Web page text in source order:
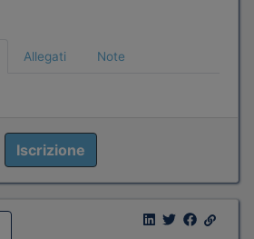
Allegati
Note
Iscrizione